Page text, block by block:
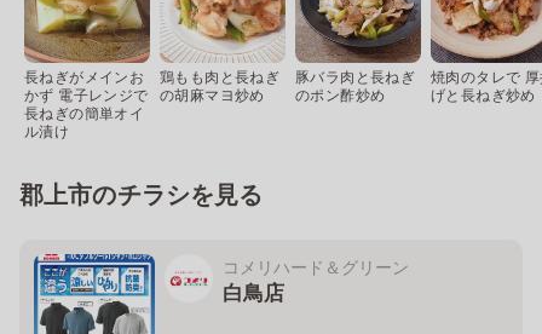
長ねぎがメインお
かず 電子レンジで
長ねぎの簡単オイ
ル漬け
鶏もも肉と長ねぎ
の胡麻マヨ炒め
豚バラ肉と長ねぎ
のポン酢炒め
焼肉のタレで
げと長ねぎ炒め
郡上市のチラシを見る
コメリハード＆グリーン
白鳥店